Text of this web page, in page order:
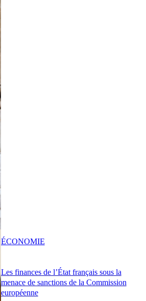
Les finances de l’État français sous la
menace de sanctions de la Commission
européenne
ÉCONOMIE